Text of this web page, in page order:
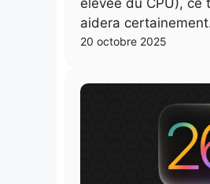
élevée du CPU), ce
aidera
20 octobre 2025